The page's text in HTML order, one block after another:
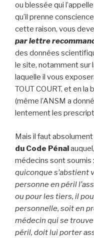
ou blessée qui
qu’il prenne
cette raison, vous
par lettre
des données
le site, notamment sur
laquelle il vous
TOUT COURT, et en
(même l’ANSM a
lentement les
Mais il faut absolument
du Code Pénal
médecins sont soumis
quiconque s’abstient
personne en péril
ou pour les tiers, il
personnelle, soit en
médecin qui se trouve
péril, doit lui porter